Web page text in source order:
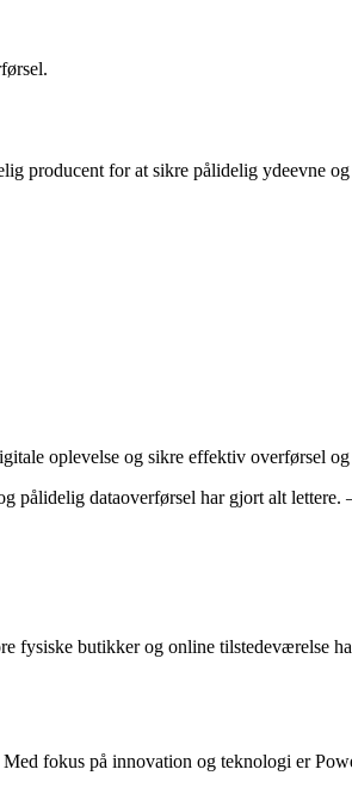
producent for at sikre pålidelig ydeevne
oplevelse og sikre effektiv overførsel
pålidelig dataoverførsel har gjort alt lettere.
fysiske butikker og online tilstedeværelse
fokus på innovation og teknologi er